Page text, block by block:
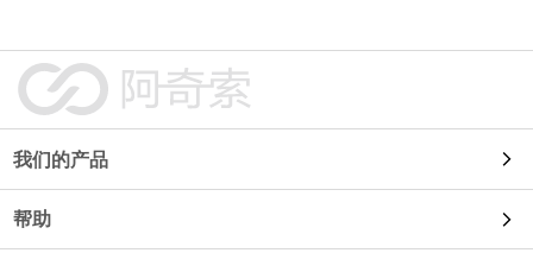
我们的产品
自动发货
帮助